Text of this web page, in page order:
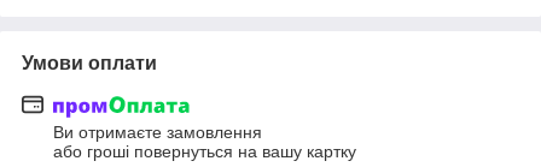
Умови оплати
Ви отримаєте замовлення
або гроші повернуться на вашу картку